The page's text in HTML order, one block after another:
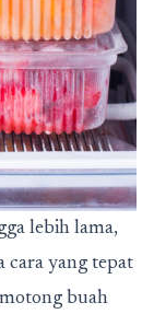
lebih lama,
cara yang tepat
buah